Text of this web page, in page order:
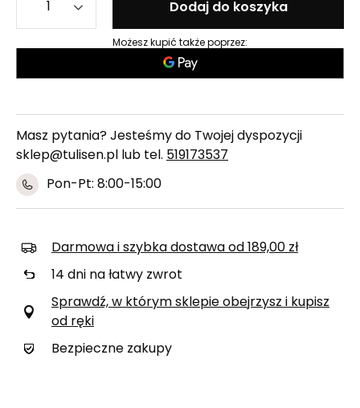
Dodaj do koszyka
Możesz kupić także poprzez:
Masz pytania? Jesteśmy do Twojej dyspozycji
sklep@tulisen.pl lub tel. 519173537
Pon-Pt: 8:00-15:00
Darmowa i szybka dostawa od 189,00 zł
14 dni na łatwy zwrot
Sprawdź, w którym sklepie obejrzysz i kupisz
od ręki
Bezpieczne zakupy